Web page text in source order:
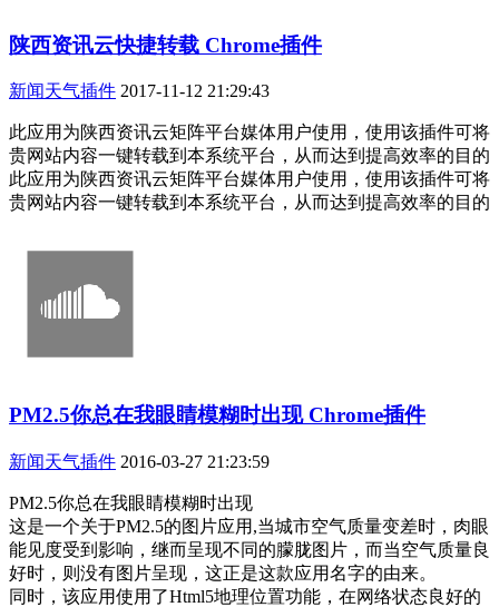
陕西资讯云快捷转载 Chrome插件
新闻天气插件 2017-11-12 21:29:43
此应用为陕西资讯云矩阵平台媒体用户使用，使用该插件可将
贵网站内容一键转载到本系统平台，从而达到提高效率的目的
此应用为陕西资讯云矩阵平台媒体用户使用，使用该插件可将
贵网站内容一键转载到本系统平台，从而达到提高效率的目的
PM2.5你总在我眼睛模糊时出现 Chrome插件
新闻天气插件 2016-03-27 21:23:59
PM2.5你总在我眼睛模糊时出现
这是一个关于PM2.5的图片应用,当城市空气质量变差时，肉眼
能见度受到影响，继而呈现不同的朦胧图片，而当空气质量良
好时，则没有图片呈现，这正是这款应用名字的由来。
同时，该应用使用了Html5地理位置功能，在网络状态良好的